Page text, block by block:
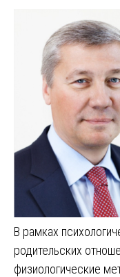
В рамках
родительских
физиологические